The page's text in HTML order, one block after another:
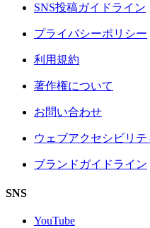
SNS投稿ガイドライン
プライバシーポリシー
利用規約
著作権について
お問い合わせ
ウェブアクセシビリテ
ブランドガイドライン
SNS
YouTube